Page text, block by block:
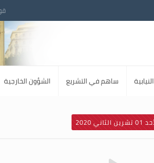
ساهم في التشريع الشؤون الخارجية
الثاني 2020